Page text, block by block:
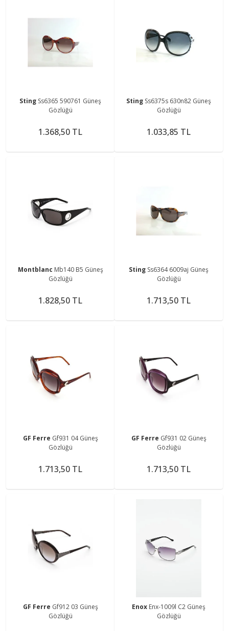
Sting Ss6365 590761 Güneş
Gözlüğü
1.368,50 TL
Sting Ss6375s 630n82 Güneş
Gözlüğü
1.033,85 TL
Montblanc Mb140 B5 Güneş
Gözlüğü
1.828,50 TL
Sting Ss6364 6009aj Güneş
Gözlüğü
1.713,50 TL
GF Ferre Gf931 04 Güneş
Gözlüğü
1.713,50 TL
GF Ferre Gf931 02 Güneş
Gözlüğü
1.713,50 TL
GF Ferre Gf912 03 Güneş
Gözlüğü
Enox Enx-1009l C2 Güneş
Gözlüğü